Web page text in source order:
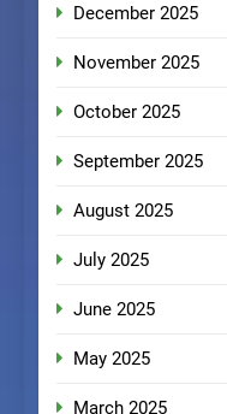
December 2025
November 2025
October 2025
September 2025
August 2025
July 2025
June 2025
May 2025
March 2025